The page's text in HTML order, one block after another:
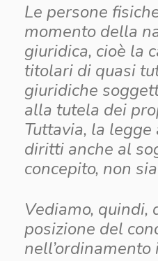
Le persone
momento della
giuridica, cioè la
titolari di quasi
giuridiche
alla tutela dei
Tuttavia, la
diritti anche al
concepito, non
Vediamo, quindi,
posizione del
nell’ordinamento